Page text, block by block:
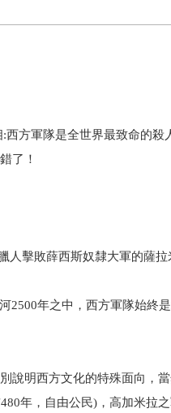
方軍隊是全世界最致命的殺
了！
擊敗薛西斯奴隸大軍的薩
2500年之中，西方軍隊始終
說明西方文化的特殊面向，
年，自由公民)，高加米拉